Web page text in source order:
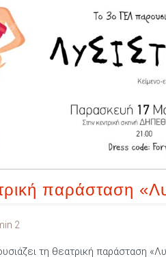
παράσταση
2
τη θεατρική παράσταση